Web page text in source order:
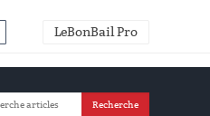
LeBonBail Pro